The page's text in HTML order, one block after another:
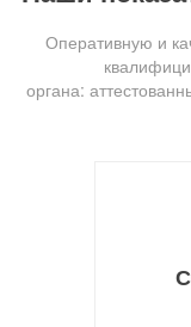
Оперативную и
органа: